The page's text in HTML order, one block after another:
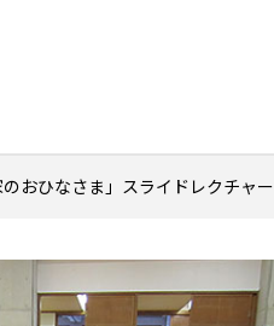
おひなさま」スライドレクチャー